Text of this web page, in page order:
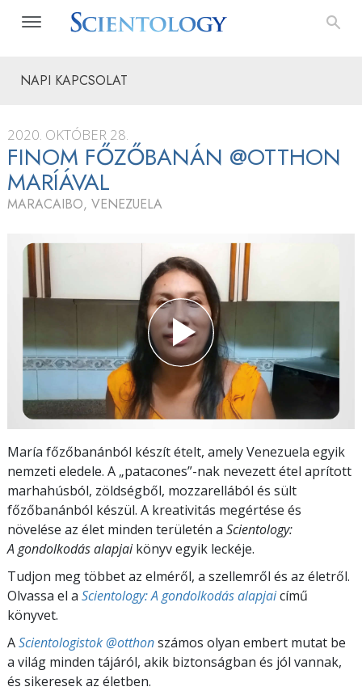
NAPI KAPCSOLAT
2020. OKTÓBER 28.
FINOM FŐZŐBANÁN @OTTHON
MARÍÁVAL
MARACAIBO, VENEZUELA
María főzőbanánból készít ételt, amely Venezuela egyik
nemzeti eledele. A „patacones”-nak nevezett étel aprított
marhahúsból, zöldségből, mozzarellából és sült
főzőbanánból készül. A kreativitás megértése és
növelése az élet minden területén a Scientology:
A gondolkodás alapjaikönyv egyik leckéje.
Tudjon meg többet az elméről, a szellemről és az életről.
Olvassa el a Scientology: A gondolkodás alapjaicímű
könyvet.
AScientologistok @otthonszámos olyan embert mutat be
a világ minden tájáról, akik biztonságban és jól vannak,
és sikeresek az életben.